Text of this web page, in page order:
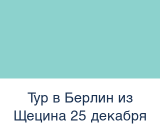
Тур в Берлин из
Щецина 25 декабря